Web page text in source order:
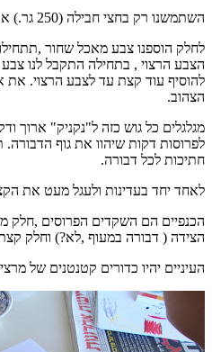
השתמשנו רק בחצי חבילה (250 גר.) אותה חילקנו לשתיים .
הצבע הרצוי , בתחילה התקבל לנו
להוסיף עוד קצת עד לצבע הרצוי.
הצהוב.
חתיכות לכל דבורה.
לאחד יחד בעדינות ולעגל מעט את
הכנפיים הם השקדים הפרוסים ,חלק
הצידה ( דבורה במעוף ,לא?) וחלק קצת
העיניים יהיו כדורים קטנטנים של